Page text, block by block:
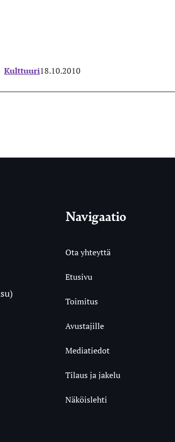
Kulttuuri18.10.2010
Navigaatio
Ota yhteyttä
Etusivu
Toimitus
Avustajille
Mediatiedot
Tilaus ja jakelu
Näköislehti